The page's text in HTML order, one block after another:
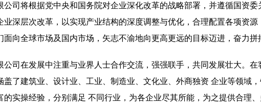
公司将根据党中央和国务院对企业深化改革的战略部署，并遵循国资
业深层次改革，以实现产业结构的深度调整与优化，合理配置各项资源
面向全球市场及国内市场，矢志不渝地向更高更远的目标迈进，奋力拼
公司在发展中注重与业界人士合作交流，强强联手，共同发展壮大。
盖了建筑业、设计业、工业、制造业、文化业、外商独资 企业等领域
实操经验，分别满足 不同行业，为各企业尽其所能，为之提供合理、